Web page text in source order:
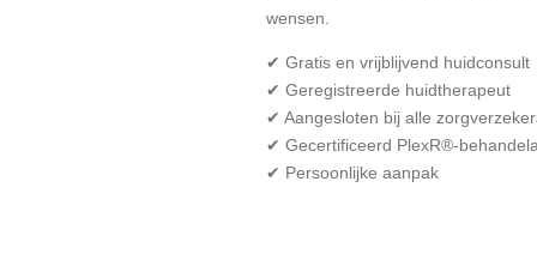
wensen.
✔ Gratis en vrijblijvend huidconsult
✔ Geregistreerde huidtherapeut
✔ Aangesloten bij alle
✔ Gecertificeerd PlexR®-
✔ Persoonlijke aanpak